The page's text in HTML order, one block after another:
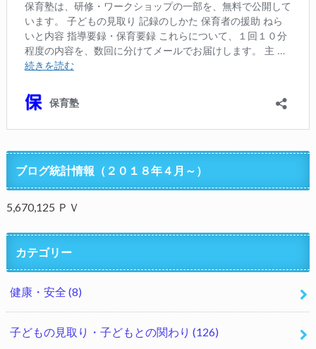
ブログ統計情報（２０１８年４月～）
5,670,125 ＰＶ
カテゴリー
健康・安全 (8)
子どもの見取り・子どもとの関わり (126)